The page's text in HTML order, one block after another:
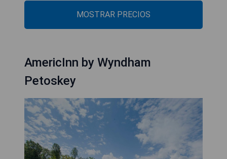
MOSTRAR PRECIOS
AmericInn by Wyndham
Petoskey